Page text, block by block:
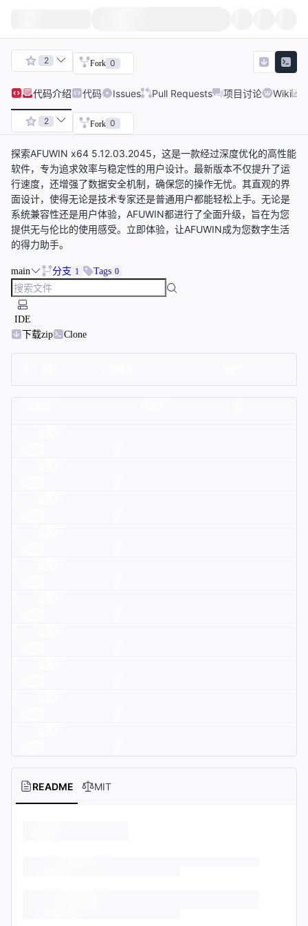
2 Fork 0
代码介绍 代码 Issues Pull Requests 项目讨论 Wiki
2 Fork 0
探索AFUWIN x64 5.12.03.2045，这是一款经过深度优化的高性能
软件，专为追求效率与稳定性的用户设计。最新版本不仅提升了运
行速度，还增强了数据安全机制，确保您的操作无忧。其直观的界
面设计，使得无论是技术专家还是普通用户都能轻松上手。无论是
系统兼容性还是用户体验，AFUWIN都进行了全面升级，旨在为您
提供无与伦比的使用感受。立即体验，让AFUWIN成为您数字生活
的得力助手。
main 分支 1 Tags 0
IDE
下载zip
Clone
README MIT